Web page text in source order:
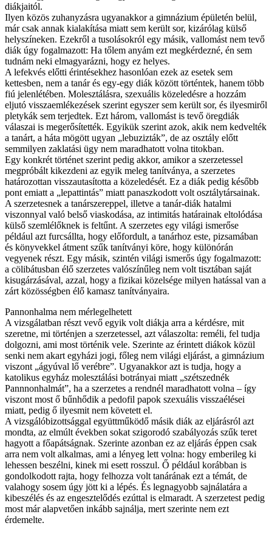
diákjaitól.
Ilyen közös zuhanyzásra ugyanakkor a gimnázium épületén belül,
már csak annak kialakítása miatt sem került sor, kizárólag külső
helyszíneken. Ezekről a tusolásokról egy másik, vallomást nem tevő
diák úgy fogalmazott: Ha tőlem anyám ezt megkérdezné, én sem
tudnám neki elmagyarázni, hogy ez helyes.
A lefekvés előtti érintésekhez hasonlóan ezek az esetek sem
kettesben, nem a tanár és egy-egy diák között történtek, hanem több
fiú jelenlétében. Molesztálásra, szexuális közeledésre a hozzám
eljutó visszaemlékezések szerint egyszer sem került sor, és ilyesmiről
pletykák sem terjedtek. Ezt három, vallomást is tevő öregdiák
válaszai is megerősítették. Egyikük szerint azok, akik nem kedvelték
a tanárt, a háta mögött ugyan „lebuzizták”, de az osztály előtt
semmilyen zaklatási ügy nem maradhatott volna titokban.
Egy konkrét történet szerint pedig akkor, amikor a szerzetessel
megpróbált kikezdeni az egyik meleg tanítványa, a szerzetes
határozottan visszautasította a közeledését. Ez a diák pedig később
pont emiatt a „lepattintás” miatt panaszkodott volt osztálytársainak.
A szerzetesnek a tanárszereppel, illetve a tanár-diák hatalmi
viszonnyal való belső viaskodása, az intimitás határainak eltolódása
külső szemlélőknek is feltűnt. A szerzetes egy világi ismerőse
például azt furcsállta, hogy előfordult, a tanárhoz este, pizsamában
és könyvekkel átment szűk tanítványi köre, hogy különórán
vegyenek részt. Egy másik, szintén világi ismerős úgy fogalmazott:
a cölibátusban élő szerzetes valószínűleg nem volt tisztában saját
kisugárzásával, azzal, hogy a fizikai közelsége milyen hatással van a
zárt közösségben élő kamasz tanítványaira.
Pannonhalma nem mérlegelhetett
A vizsgálatban részt vevő egyik volt diákja arra a kérdésre, mit
szeretne, mi történjen a szerzetessel, azt válaszolta: reméli, fel tudja
dolgozni, ami most történik vele. Szerinte az érintett diákok közül
senki nem akart egyházi jogi, főleg nem világi eljárást, a gimnázium
viszont „ágyúval lő verébre”. Ugyanakkor azt is tudja, hogy a
katolikus egyház molesztálási botrányai miatt „szétszednék
Pannnonhalmát”, ha a szerzetes a rendnél maradhatott volna – így
viszont most ő bűnhődik a pedofil papok szexuális visszaélései
miatt, pedig ő ilyesmit nem követett el.
A vizsgálóbizottsággal együttműködő másik diák az eljárásról azt
mondta, az elmúlt években sokat szigorodó szabályozás szűk teret
hagyott a főapátságnak. Szerinte azonban ez az eljárás éppen csak
arra nem volt alkalmas, ami a lényeg lett volna: hogy emberileg ki
lehessen beszélni, kinek mi esett rosszul. Ő például korábban is
gondolkodott rajta, hogy felhozza volt tanárának ezt a témát, de
valahogy sosem úgy jött ki a lépés. És legnagyobb sajnálatára a
kibeszélés és az engesztelődés ezúttal is elmaradt. A szerzetest pedig
most már alapvetően inkább sajnálja, mert szerinte nem ezt
érdemelte.